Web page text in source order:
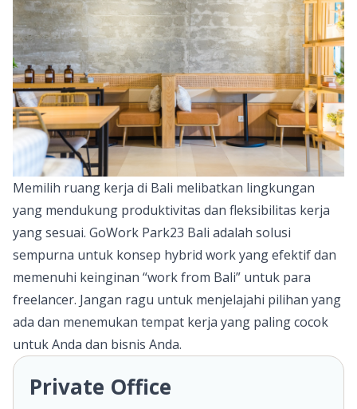
Memilih ruang kerja di Bali melibatkan lingkungan
yang mendukung produktivitas dan fleksibilitas kerja
yang sesuai. GoWork Park23 Bali adalah solusi
sempurna untuk konsep hybrid work yang efektif dan
memenuhi keinginan “work from Bali” untuk para
freelancer. Jangan ragu untuk menjelajahi pilihan yang
ada dan menemukan tempat kerja yang paling cocok
untuk Anda dan bisnis Anda.
Private Office